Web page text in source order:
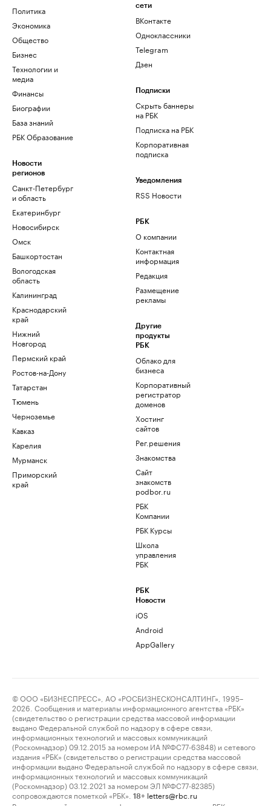
Политика
Экономика
Общество
Бизнес
Технологии и
медиа
Финансы
Биографии
База знаний
РБК Образование
Новости
регионов
Санкт-Петербург
и область
Екатеринбург
Новосибирск
Омск
Башкортостан
Вологодская
область
Калининград
Краснодарский
край
Нижний
Новгород
Пермский край
Ростов-на-Дону
Татарстан
Тюмень
Черноземье
Кавказ
Карелия
Мурманск
Приморский
край
сети
ВКонтакте
Одноклассники
Telegram
Дзен
Подписки
Скрыть баннеры
на РБК
Подписка на РБК
Корпоративная
подписка
Уведомления
RSS Новости
РБК
О компании
Контактная
информация
Редакция
Размещение
рекламы
Другие
продукты
РБК
Облако для
бизнеса
Корпоративный
регистратор
доменов
Хостинг
сайтов
Рег.решения
Знакомства
Сайт
знакомств
podbor.ru
РБК
Компании
РБК Курсы
Школа
управления
РБК
РБК
Новости
iOS
Android
AppGallery
© ООО «БИЗНЕСПРЕСС», АО «РОСБИЗНЕСКОНСАЛТИНГ», 1995–
2026. Сообщения и материалы информационного агентства «РБК»
(свидетельство о регистрации средства массовой информации
выдано Федеральной службой по надзору в сфере связи,
информационных технологий и массовых коммуникаций
(Роскомнадзор) 09.12.2015 за номером ИА №ФС77-63848) и сетевого
издания «РБК» (свидетельство о регистрации средства массовой
информации выдано Федеральной службой по надзору в сфере связи,
информационных технологий и массовых коммуникаций
(Роскомнадзор) 03.12.2021 за номером ЭЛ №ФС77-82385)
сопровождаются пометкой «РБК».
18+ letters@rbc.ru